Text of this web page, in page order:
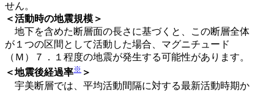
せん。
＜活動時の地震規模＞
地下を含めた断層面の長さに基づくと、この断層全体
が１つの区間として活動した場合、マグニチュード
（Ｍ）７．１程度の地震が発生する可能性があります。
＜地震後経過率※ ＞
宇美断層では、平均活動間隔に対する最新活動時期か